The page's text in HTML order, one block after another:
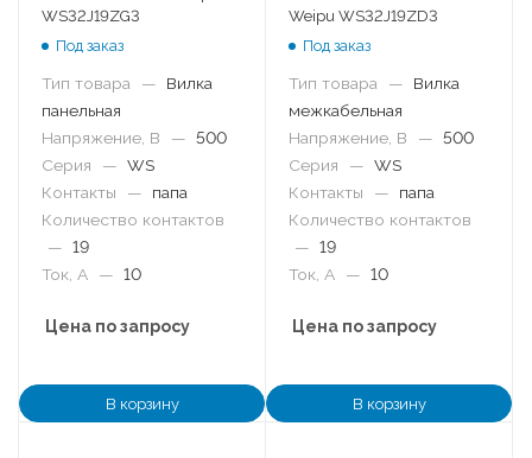
WS32J19ZG3
Под заказ
Тип товара —
Вилка
панельная
Напряжение, В
— 500
Серия
— WS
Контакты
—
папа
Количество контактов
— 19
Ток, А
— 10
Цена по запросу
В корзину
Weipu WS32J19ZD3
Под заказ
Тип товара —
Вилка
межкабельная
Напряжение, В
— 500
Серия
— WS
Контакты
—
папа
Количество контактов
— 19
Ток, А
— 10
Цена по запросу
В корзину